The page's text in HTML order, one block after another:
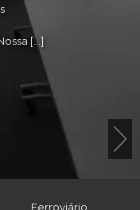
[…]
Ferroviário